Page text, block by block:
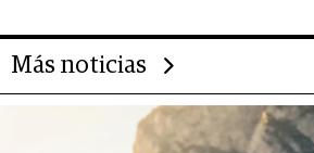
Más noticias